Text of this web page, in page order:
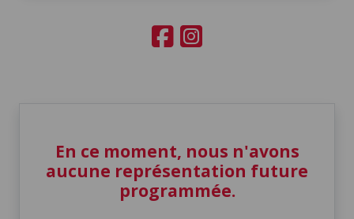
En ce moment, nous n'avons
aucune représentation future
programmée.